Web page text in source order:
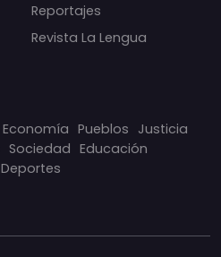
Reportajes
Revista La Lengua
Economía Pueblos Justicia
Sociedad Educación
Deportes